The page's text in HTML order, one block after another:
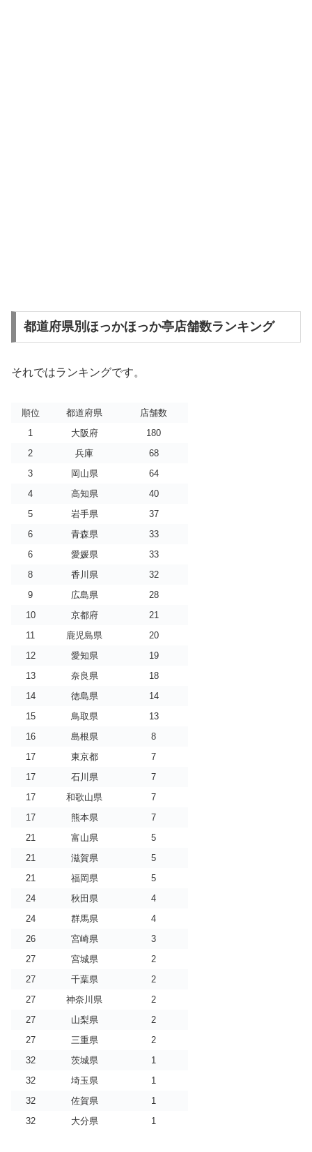
都道府県別ほっかほっか亭店舗数ランキング
それではランキングです。
順位 都道府県
店舗数
1
大阪府
180
2
兵庫
68
3
岡山県
64
4
高知県
40
5
岩手県
37
6
青森県
33
6
愛媛県
33
8
香川県
32
9
広島県
28
10
京都府
21
11
鹿児島県
20
12
愛知県
19
13
奈良県
18
14
徳島県
14
15
鳥取県
13
16
島根県
8
17
東京都
7
17
石川県
7
17
和歌山県
7
17
熊本県
7
21
富山県
5
21
滋賀県
5
21
福岡県
5
24
秋田県
4
24
群馬県
4
26
宮崎県
3
27
宮城県
2
27
千葉県
2
27
神奈川県
2
27
山梨県
2
27
三重県
2
32
茨城県
1
32
埼玉県
1
32
佐賀県
1
32
大分県 1